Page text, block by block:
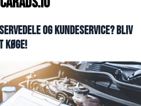
og kundeservice? Bliv